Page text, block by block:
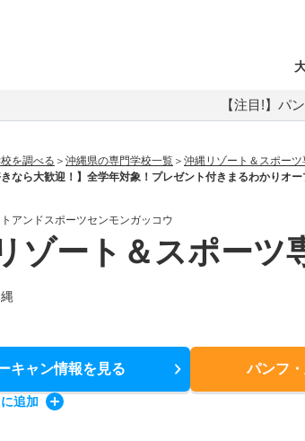
【注目!】パ
を調べる 沖縄県の専門学校一覧 沖縄リゾート＆スポー
きなら大歓迎！】全学年対象！プレゼント付きまるわかりオ
アンドスポーツセンモンガッコウ
ゾート＆スポーツ
キャン情報を見る パンフ
に追加